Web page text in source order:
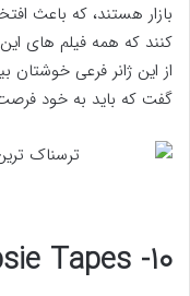
بازار هستند، که باعث
کنند که همه فیلم های
از این ژانر فرعی خوشتان
گفت که باید به خود
۱۰- The Poughkeepsie Tapes